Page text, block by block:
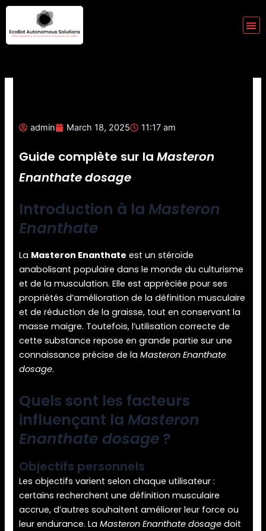
Skip
content
admin March 18, 2025 11:17 am
Guide complète sur laMasteron
Enanthate dosage
Introduction à laMasteron
Enanthate
La Masteron Enanthate est un stéroïde
anabolisant populaire dans le monde du culturisme
et de la musculation. Elle est appréciée pour ses
propriétés d’amélioration de la définition musculaire
et de réduction de la graisse, tout en conservant la
masse maigre. Toutefois, l’utilisation correcte de
cette substance repose en grande partie sur une
connaissance précise de laMasteron Enanthate
dosage.
Quels sont les facteurs
influençant laMasteron
Enanthate dosage ?
Objectifs personnels
Les objectifs varient selon chaque utilisateur :
certains recherchent une définition musculaire
accrue, d’autres souhaitent améliorer leur force ou
leur endurance. LaMasteron Enanthate dosage doit